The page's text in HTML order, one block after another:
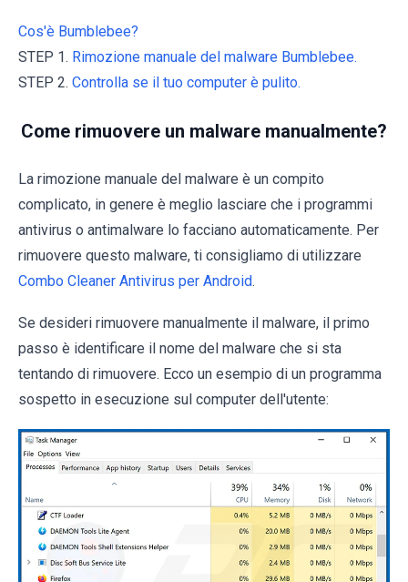
Cos'è Bumblebee?
STEP 1. Rimozione manuale del malware Bumblebee.
STEP 2. Controlla se il tuo computer è pulito.
Come rimuovere un malware manualmente?
La rimozione manuale del malware è un compito
complicato, in genere è meglio lasciare che i programmi
antivirus o antimalware lo facciano automaticamente. Per
rimuovere questo malware, ti consigliamo di utilizzare
Combo Cleaner Antivirus per Android.
Se desideri rimuovere manualmente il malware, il primo
passo è identificare il nome del malware che si sta
tentando di rimuovere. Ecco un esempio di un programma
sospetto in esecuzione sul computer dell'utente: